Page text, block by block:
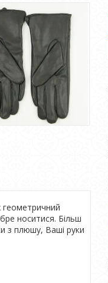
геометричний
носитися. Більш
з плюшу, Ваші руки